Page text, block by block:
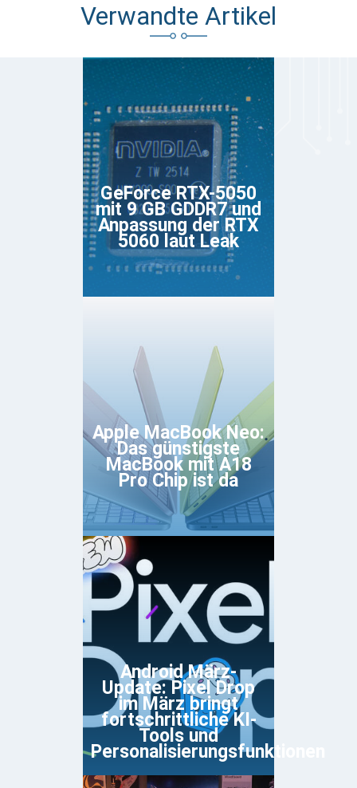
Verwandte Artikel
GeForce RTX-5050
mit 9 GB GDDR7 und
Anpassung der RTX
5060 laut Leak
Apple MacBook Neo:
Das günstigste
MacBook mit A18
Pro Chip ist da
Android März-
Update: Pixel Drop
im März bringt
fortschrittliche KI-
Tools und
Personalisierungsfunktionen